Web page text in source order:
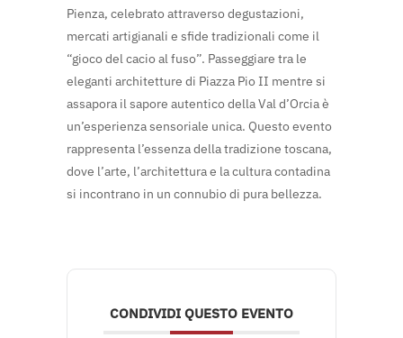
Pienza, celebrato attraverso degustazioni,
mercati artigianali e sfide tradizionali come il
“gioco del cacio al fuso”. Passeggiare tra le
eleganti architetture di Piazza Pio II mentre si
assapora il sapore autentico della Val d’Orcia è
un’esperienza sensoriale unica. Questo evento
rappresenta l’essenza della tradizione toscana,
dove l’arte, l’architettura e la cultura contadina
si incontrano in un connubio di pura bellezza.
CONDIVIDI QUESTO EVENTO